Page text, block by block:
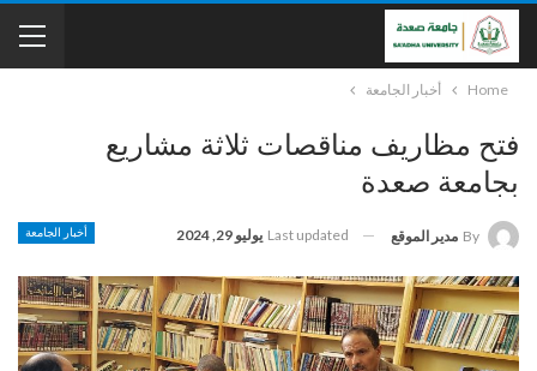
Home أخبار الجامعة
فتح مظاريف مناقصات ثلاثة مشاريع
بجامعة صعدة
أخبار الجامعة By مدير الموقع Last updated يوليو 29, 2024